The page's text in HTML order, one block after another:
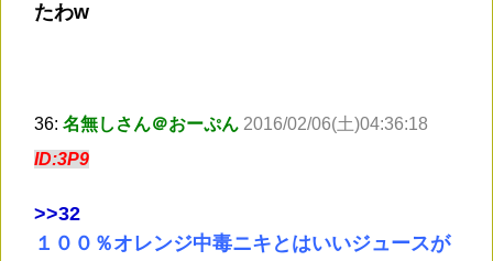
たわw
36: 名無しさん＠おーぷん 2016/02/06(土)04:36:18
ID:3P9
>>32
１００％オレンジ中毒ニキとはいいジュースが